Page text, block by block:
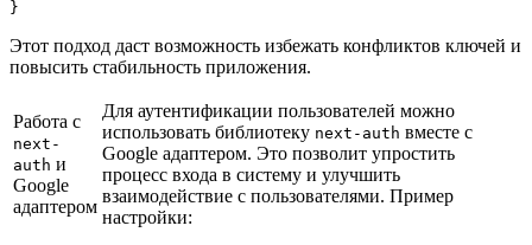
Этот подход даст возможность избежать конфликтов ключей и
повысить стабильность приложения.
Работа с
next-
auth и
Google
адаптером
Для аутентификации пользователей можно
использовать библиотеку next-auth вместе с
Google адаптером. Это позволит упростить
процесс входа в систему и улучшить
взаимодействие с пользователями. Пример
настройки: